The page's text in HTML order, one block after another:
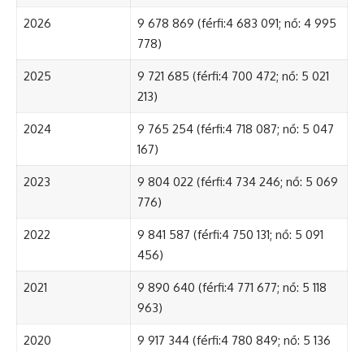
2026
9 678 869 (férfi:4 683 091; nő: 4 995
778)
2025
9 721 685 (férfi:4 700 472; nő: 5 021
213)
2024
9 765 254 (férfi:4 718 087; nő: 5 047
167)
2023
9 804 022 (férfi:4 734 246; nő: 5 069
776)
2022
9 841 587 (férfi:4 750 131; nő: 5 091
456)
2021
9 890 640 (férfi:4 771 677; nő: 5 118
963)
2020
9 917 344 (férfi:4 780 849; nő: 5 136